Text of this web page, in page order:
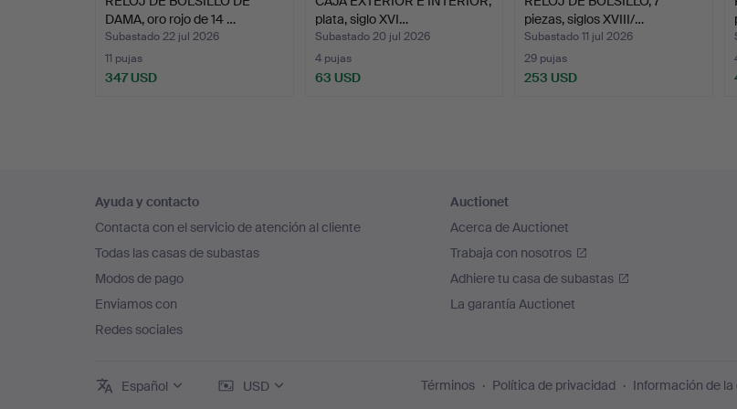
DAMA, oro rojo de 14 …
Subastado 22 jul 2026
11 pujas
347 USD
plata, siglo XVI…
Subastado 20 jul 2026
4 pujas
63 USD
piezas, siglos XVIII/…
Subastado 11 jul 2026
29 pujas
253 USD
en
el
pie
de
página
Ayuda y contacto
Contacta con el servicio de atención al cliente
Todas las casas de subastas
Modos de pago
Enviamos con
Redes sociales
Auctionet
Acerca de Auctionet
Trabaja con nosotros
Adhiere tu casa de subastas
La garantía Auctionet
Español USD Términos Política de privacidad Información de la